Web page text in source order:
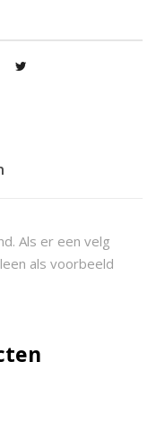
Als er een velg
als voorbeeld